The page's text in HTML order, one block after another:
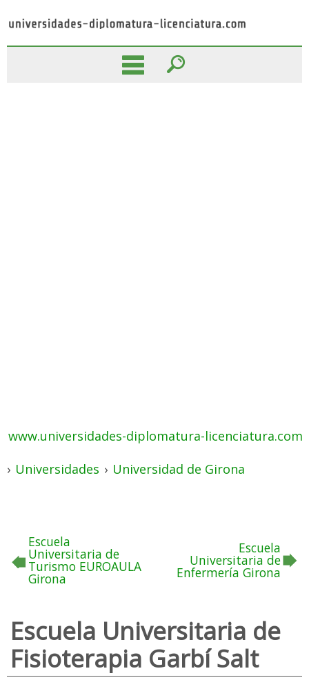
www.universidades-diplomatura-licenciatura.com
› Universidades › Universidad de Girona
Escuela
Universitaria de
Turismo EUROAULA
Girona
Escuela
Universitaria de
Enfermería Girona
Escuela Universitaria de
Fisioterapia Garbí Salt